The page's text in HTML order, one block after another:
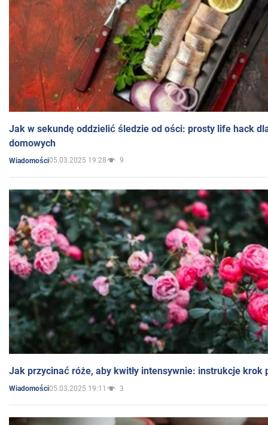
Jak w sekundę oddzielić śledzie od ości: prosty life hack
domowych
Wiadomości05.03.2025 19:28 9
Jak przycinać róże, aby kwitły intensywnie: instrukcje krok
Wiadomości05.03.2025 19:11 3